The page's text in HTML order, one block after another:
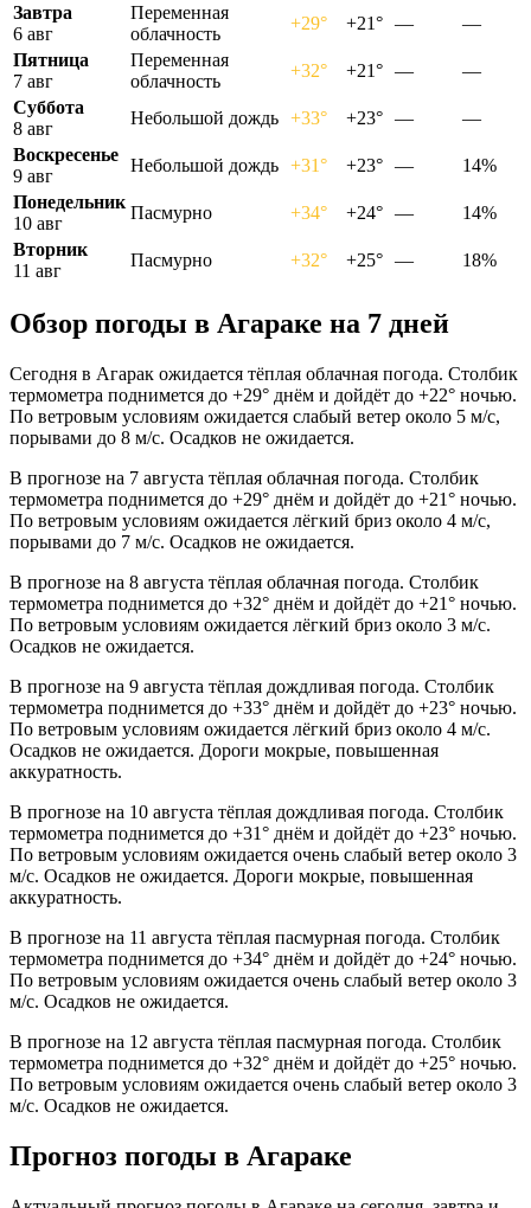
Завтра
6 авг
Переменная
облачность
+29° +21° —
—
Пятница
7 авг
Переменная
облачность
+32° +21° —
—
Суббота
8 авг
Небольшой дождь +33° +23° —
—
Воскресенье
9 авг
Небольшой дождь +31° +23° —
14%
Понедельник
10 авг
Пасмурно +34° +24° —
14%
Вторник
11 авг
Пасмурно +32° +25° — 18%
Обзор погоды в Агараке на 7 дней
Сегодня в Агарак ожидается тёплая облачная погода. Столбик
термометра поднимется до +29° днём и дойдёт до +22° ночью.
По ветровым условиям ожидается слабый ветер около 5 м/с,
порывами до 8 м/с. Осадков не ожидается.
В прогнозе на 7 августа тёплая облачная погода. Столбик
термометра поднимется до +29° днём и дойдёт до +21° ночью.
По ветровым условиям ожидается лёгкий бриз около 4 м/с,
порывами до 7 м/с. Осадков не ожидается.
В прогнозе на 8 августа тёплая облачная погода. Столбик
термометра поднимется до +32° днём и дойдёт до +21° ночью.
По ветровым условиям ожидается лёгкий бриз около 3 м/с.
Осадков не ожидается.
В прогнозе на 9 августа тёплая дождливая погода. Столбик
термометра поднимется до +33° днём и дойдёт до +23° ночью.
По ветровым условиям ожидается лёгкий бриз около 4 м/с.
Осадков не ожидается. Дороги мокрые, повышенная
аккуратность.
В прогнозе на 10 августа тёплая дождливая погода. Столбик
термометра поднимется до +31° днём и дойдёт до +23° ночью.
По ветровым условиям ожидается очень слабый ветер около 3
м/с. Осадков не ожидается. Дороги мокрые, повышенная
аккуратность.
В прогнозе на 11 августа тёплая пасмурная погода. Столбик
термометра поднимется до +34° днём и дойдёт до +24° ночью.
По ветровым условиям ожидается очень слабый ветер около 3
м/с. Осадков не ожидается.
В прогнозе на 12 августа тёплая пасмурная погода. Столбик
термометра поднимется до +32° днём и дойдёт до +25° ночью.
По ветровым условиям ожидается очень слабый ветер около 3
м/с. Осадков не ожидается.
Прогноз погоды в Агараке